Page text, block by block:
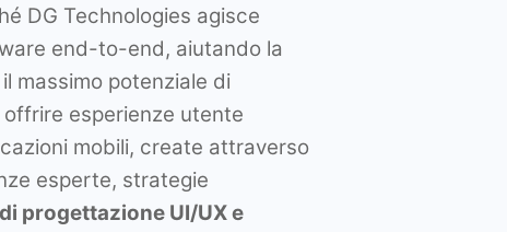
DG Technologies agisce
end-to-end, aiutando la
massimo potenziale di
esperienze utente
mobili, create attraverso
esperte, strategie
progettazione UI/UX e